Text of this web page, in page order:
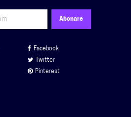
Facebook
Twitter
Pinterest